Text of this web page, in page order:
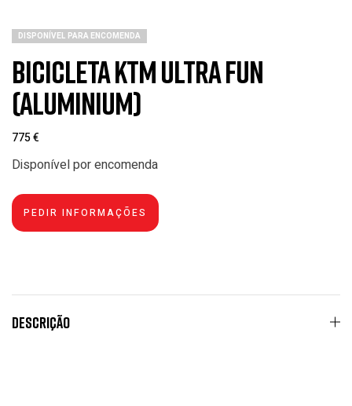
DISPONÍVEL PARA ENCOMENDA
Bicicleta KTM Ultra Fun
(Aluminium)
775€
Disponível por encomenda
Descrição